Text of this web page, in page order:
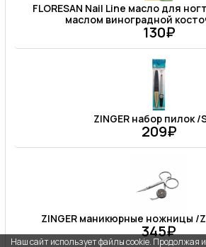
FLORESAN Nail Line масло для
маслом виноградной
130₽
ZINGER набор пилок /
209₽
ZINGER маникюрные ножницы /
345₽
Наш сайт использует файлы cookie. Продолжая